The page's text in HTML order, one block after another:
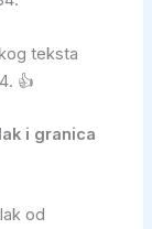
teksta
👍
i granica
od